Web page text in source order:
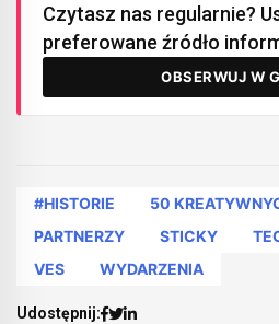
Czytasz nas regularnie?
preferowane źródło
OBSERWUJ W
#HISTORIE 50
PARTNERZY
STICKY
VES
WYDARZENIA
Udostępnij: